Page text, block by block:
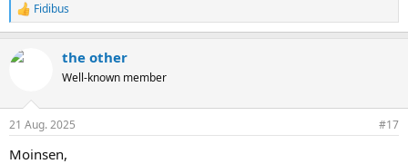
R
e
k
e
:
Fidibus
the other
Well-known member
21 Aug. 2025 #17
Moinsen,